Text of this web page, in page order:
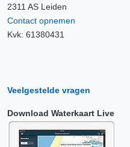
2311 AS Leiden
Contact opnemen
Kvk: 61380431
Veelgestelde vragen
Download Waterkaart Live